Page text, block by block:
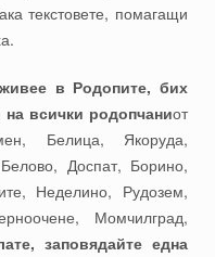
текстовете, помагащи
в Родопите, бих
всички родопчаниот
Белица, Якоруда,
Доспат, Борино,
Неделино, Рудозем,
Момчилград,
заповядайте една